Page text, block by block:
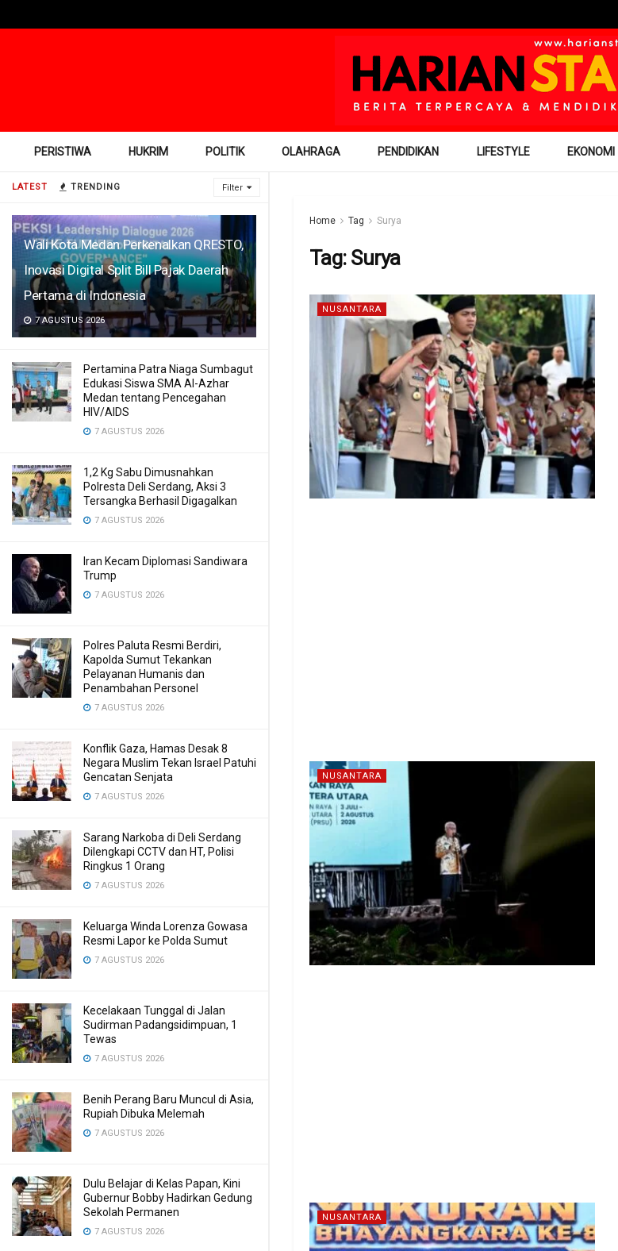
LATEST TRENDING Filter
Wali Kota Medan Perkenalkan QRESTO,
Inovasi Digital Split Bill Pajak Daerah
Pertama di Indonesia
7 AGUSTUS 2026
Pertamina Patra Niaga Sumbagut
Edukasi Siswa SMA Al-Azhar
Medan tentang Pencegahan
HIV/AIDS
7 AGUSTUS 2026
1,2 Kg Sabu Dimusnahkan
Polresta Deli Serdang, Aksi 3
Tersangka Berhasil Digagalkan
7 AGUSTUS 2026
Iran Kecam Diplomasi Sandiwara
Trump
7 AGUSTUS 2026
Polres Paluta Resmi Berdiri,
Kapolda Sumut Tekankan
Pelayanan Humanis dan
Penambahan Personel
7 AGUSTUS 2026
Konflik Gaza, Hamas Desak 8
Negara Muslim Tekan Israel Patuhi
Gencatan Senjata
7 AGUSTUS 2026
Sarang Narkoba di Deli Serdang
Dilengkapi CCTV dan HT, Polisi
Ringkus 1 Orang
7 AGUSTUS 2026
Keluarga Winda Lorenza Gowasa
Resmi Lapor ke Polda Sumut
7 AGUSTUS 2026
Kecelakaan Tunggal di Jalan
Sudirman Padangsidimpuan, 1
Tewas
7 AGUSTUS 2026
Benih Perang Baru Muncul di Asia,
Rupiah Dibuka Melemah
7 AGUSTUS 2026
Dulu Belajar di Kelas Papan, Kini
Gubernur Bobby Hadirkan Gedung
Sekolah Permanen
7 AGUSTUS 2026
PERISTIWA HUKRIM POLITIK OLAHRAGA PENDIDIKAN LIFESTYLE EKONOMI
Home Tag Surya
Tag: Surya
NUSANTARA
NUSANTARA
NUSANTARA